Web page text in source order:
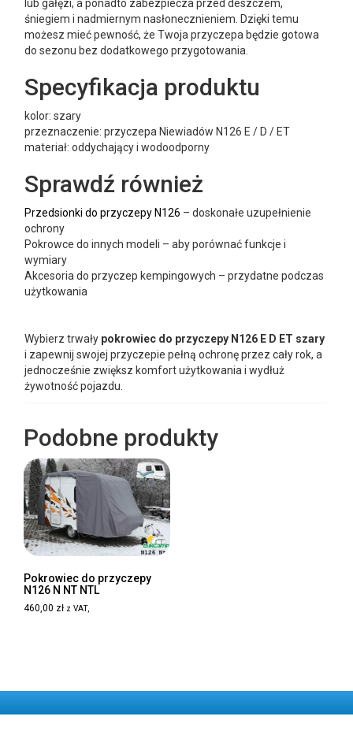
lub gałęzi, a ponadto zabezpiecza przed deszczem,
śniegiem i nadmiernym nasłonecznieniem. Dzięki temu
możesz mieć pewność, że Twoja przyczepa będzie gotowa
do sezonu bez dodatkowego przygotowania.
Specyfikacja produktu
kolor: szary
przeznaczenie: przyczepa Niewiadów N126 E / D / ET
materiał: oddychający i wodoodporny
Sprawdź również
Przedsionki do przyczepy N126 – doskonałe uzupełnienie
ochrony
Pokrowce do innych modeli – aby porównać funkcje i
wymiary
Akcesoria do przyczep kempingowych – przydatne podczas
użytkowania
Wybierz trwały pokrowiec do przyczepy N126 E D ET szary
i zapewnij swojej przyczepie pełną ochronę przez cały rok, a
jednocześnie zwiększ komfort użytkowania i wydłuż
żywotność pojazdu.
Podobne produkty
Pokrowiec do przyczepy
N126 N NT NTL
460,00 zł z VAT,